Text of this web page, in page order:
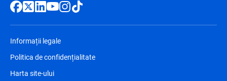
Informații legale
Politica de confidențialitate
Harta site-ului